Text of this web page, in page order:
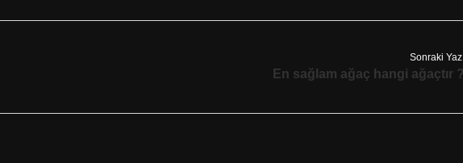
Sonraki
En sağlam ağaç hangi ağaçtır